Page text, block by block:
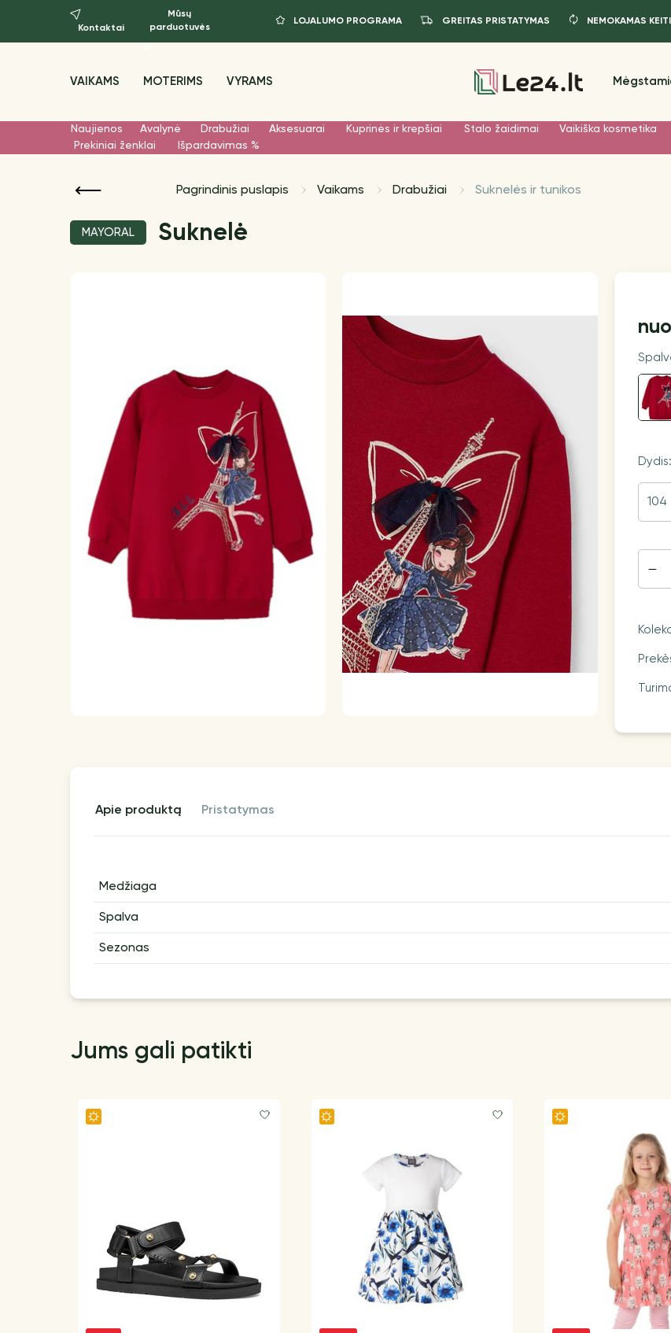
Kontaktai
Mūsų
parduotuvės
LOJALUMO PROGRAMA GREITAS PRISTATYMAS NEMOKAMAS
VAIKAMS MOTERIMS VYRAMS
Naujienos Avalynė Drabužiai Aksesuarai Kuprinės ir krepšiai Stalo žaidimai
Vaikiška kosmetika
Prekiniai ženklai
Išpardavimas %
Pagrindinis puslapis Vaikams Drabužiai Suknelės ir tunikos
MAYORAL Suknelė
nuo
Dydis:
104
apie produktą pristatymas
Medžiaga
Spalva
Sezonas
Jums gali patikti